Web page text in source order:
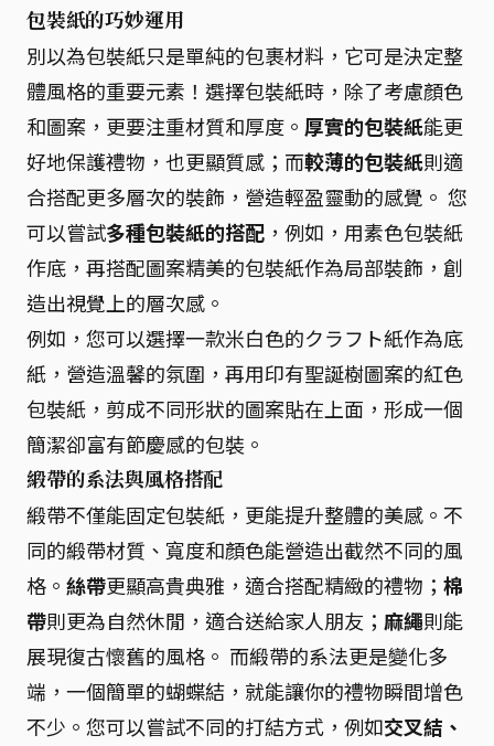
包裝紙的巧妙運用
別以為包裝紙只是單純的包裹材料，它可是決定整
體風格的重要元素！選擇包裝紙時，除了考慮顏色
和圖案，更要注重材質和厚度。 厚實的包裝紙能更
好地保護禮物，也更顯質感；而較薄的包裝紙則適
合搭配更多層次的裝飾，營造輕盈靈動的感覺。 您
可以嘗試多種包裝紙的搭配 ，例如，用素色包裝紙
作底，再搭配圖案精美的包裝紙作為局部裝飾，創
造出視覺上的層次感。
例如，您可以選擇一款米白色的クラフト紙作為底
紙，營造溫馨的氛圍，再用印有聖誕樹圖案的紅色
包裝紙，剪成不同形狀的圖案貼在上面，形成一個
簡潔卻富有節慶感的包裝。
緞帶的系法與風格搭配
緞帶不僅能固定包裝紙，更能提升整體的美感。不
同的緞帶材質、寬度和顏色能營造出截然不同的風
格。 絲帶更顯高貴典雅，適合搭配精緻的禮物； 棉
帶則更為自然休閒，適合送給家人朋友； 麻繩則能
展現復古懷舊的風格。 而緞帶的系法更是變化多
端，一個簡單的蝴蝶結，就能讓你的禮物瞬間增色
不少。您可以嘗試不同的打結方式，例如交叉結、